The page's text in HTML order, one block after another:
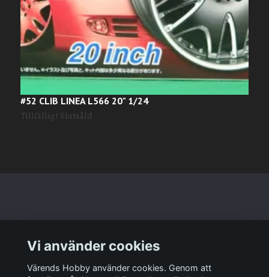
#52 CLIB LINEA L566 20" 1/24
Tillfälligt Slutsåld
Sociala medier
Vi använder cookies
Värends Hobby använder cookies. Genom att